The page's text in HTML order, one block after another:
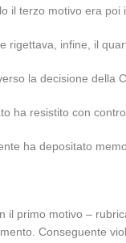
il terzo motivo era poi
rigettava, infine, il
la decisione della
ha resistito con
ha depositato
il primo motivo –
Conseguente